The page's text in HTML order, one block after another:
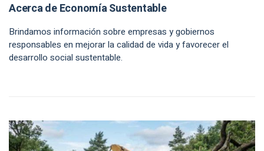
Acerca de Economía Sustentable
Brindamos información sobre empresas y gobiernos
responsables en mejorar la calidad de vida y favorecer el
desarrollo social sustentable.